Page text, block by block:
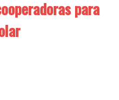
para